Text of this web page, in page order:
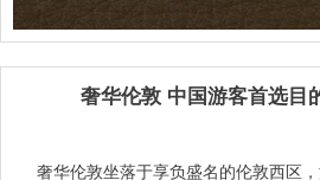
奢华伦敦 中国游客首选目
奢华伦敦坐落于享负盛名的伦敦西区